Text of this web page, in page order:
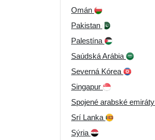
Omán
Pakistan
Palestína
Saúdská Arábia
Severná Kórea
Singapur
Spojené arabské emiráty
Srí Lanka
Sýria